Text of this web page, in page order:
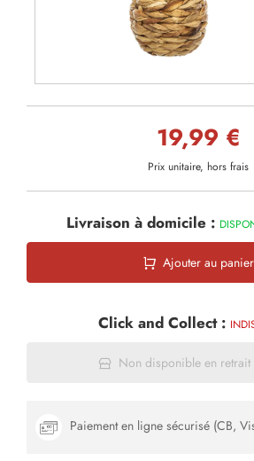
19,99 €
Prix unitaire, hors frais
Livraison à domicile :
Ajouter au panier
Click and Collect :
Non disponible en retrait
Paiement en ligne sécurisé (CB,